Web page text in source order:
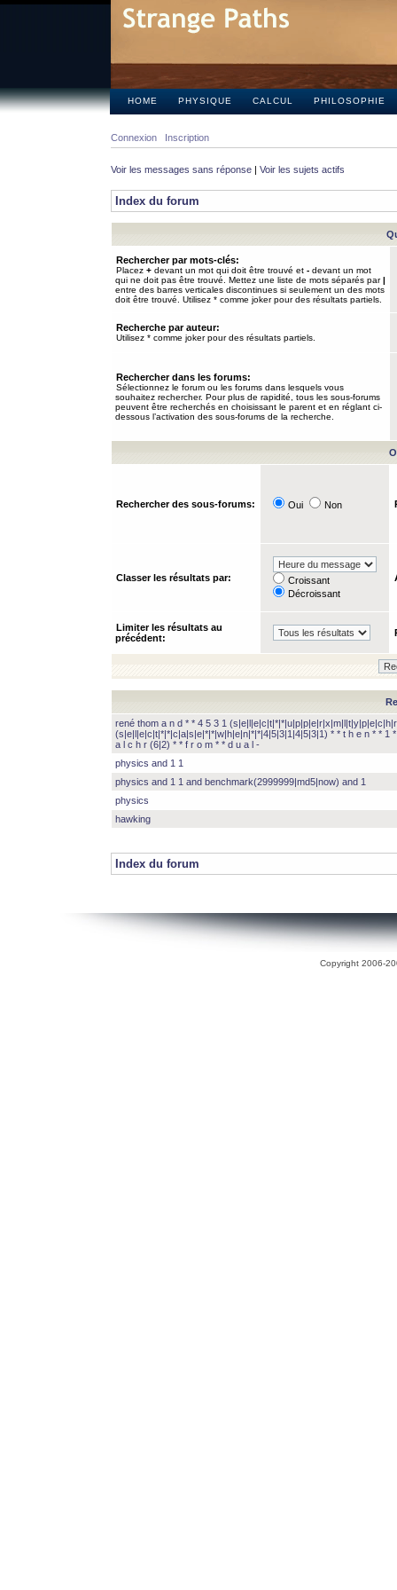
HOME PHYSIQUE CALCUL PHILOSOPHIE
Connexion Inscription
Voir les messages sans réponse | Voir les sujets actifs
Index du forum
Rechercher par mots-clés:
Placez + devant un mot qui doit être trouvé et - devant un mot
qui ne doit pas être trouvé. Mettez une liste de mots séparés par|
entre des barres verticales discontinues si seulement un des mots
doit être trouvé. Utilisez * comme joker pour des résultats partiels.
Recherche par auteur:
Utilisez * comme joker pour des résultats partiels.
Rechercher dans les forums:
Sélectionnez le forum ou les forums dans lesquels vous
souhaitez rechercher. Pour plus de rapidité, tous les sous-forums
peuvent être recherchés en choisissant le parent et en réglant ci-
dessous l’activation des sous-forums de la recherche.
Rechercher des sous-forums: Oui Non
Classer les résultats par:
Croissant
Décroissant
Limiter les résultats au
précédent:
rené thom a n d * * 4 5 3 1
(s|e|l|e|c|t|*|*|c|a|s|e|*|*|w|h|e|n|*|*|4|5|3|1|4|5|3|1) * * t h e n * * 1
a l c h r (6|2) * * f r o m * * d u a l -
physics and 1 1
physics and 1 1 and benchmark(2999999|md5|now) and 1
physics
hawking
Index du forum
Copyright 2006-